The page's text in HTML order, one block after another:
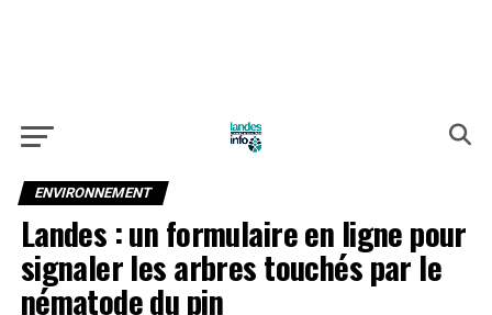
ENVIRONNEMENT
Landes : un formulaire en ligne pour
signaler les arbres touchés par le
nématode du pin